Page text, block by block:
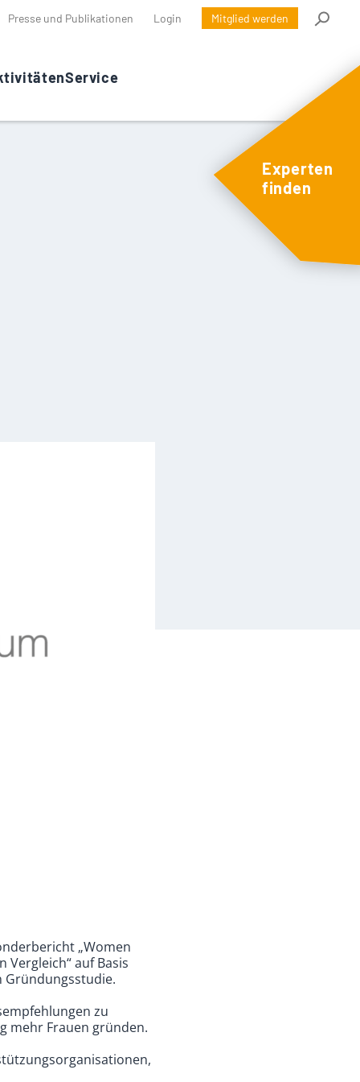
Presse und Publikationen Login Mitglied werden
Service
Experten
finden
„Women
auf Basis
zu
mehr Frauen gründen.